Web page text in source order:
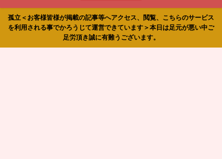
孤立＜お客様皆様が掲載の記事等へアクセス、閲覧、こちらのサービス
を利用される事でかろうじて運営できています＞本日は足元が悪い中ご
足労頂き誠に有難うございます。